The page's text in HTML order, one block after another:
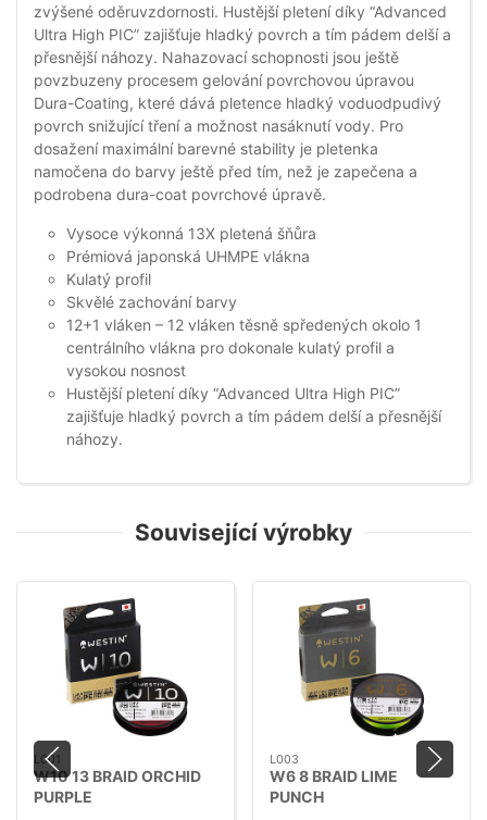
zvýšené oděruvzdornosti. Hustější pletení díky “Advanced
Ultra High PIC” zajišťuje hladký povrch a tím pádem delší a
přesnější náhozy. Nahazovací schopnosti jsou ještě
povzbuzeny procesem gelování povrchovou úpravou
Dura-Coating, které dává pletence hladký voduodpudivý
povrch snižující tření a možnost nasáknutí vody. Pro
dosažení maximální barevné stability je pletenka
namočena do barvy ještě před tím, než je zapečena a
podrobena dura-coat povrchové úpravě.
Vysoce výkonná 13X pletená šňůra
Prémiová japonská UHMPE vlákna
Kulatý profil
Skvělé zachování barvy
12+1 vláken – 12 vláken těsně spředených okolo 1
centrálního vlákna pro dokonale kulatý profil a
vysokou nosnost
Hustější pletení díky “Advanced Ultra High PIC”
zajišťuje hladký povrch a tím pádem delší a přesnější
náhozy.
Související výrobky
L001
W10 13 BRAID ORCHID
PURPLE
L003
W6 8 BRAID LIME
PUNCH